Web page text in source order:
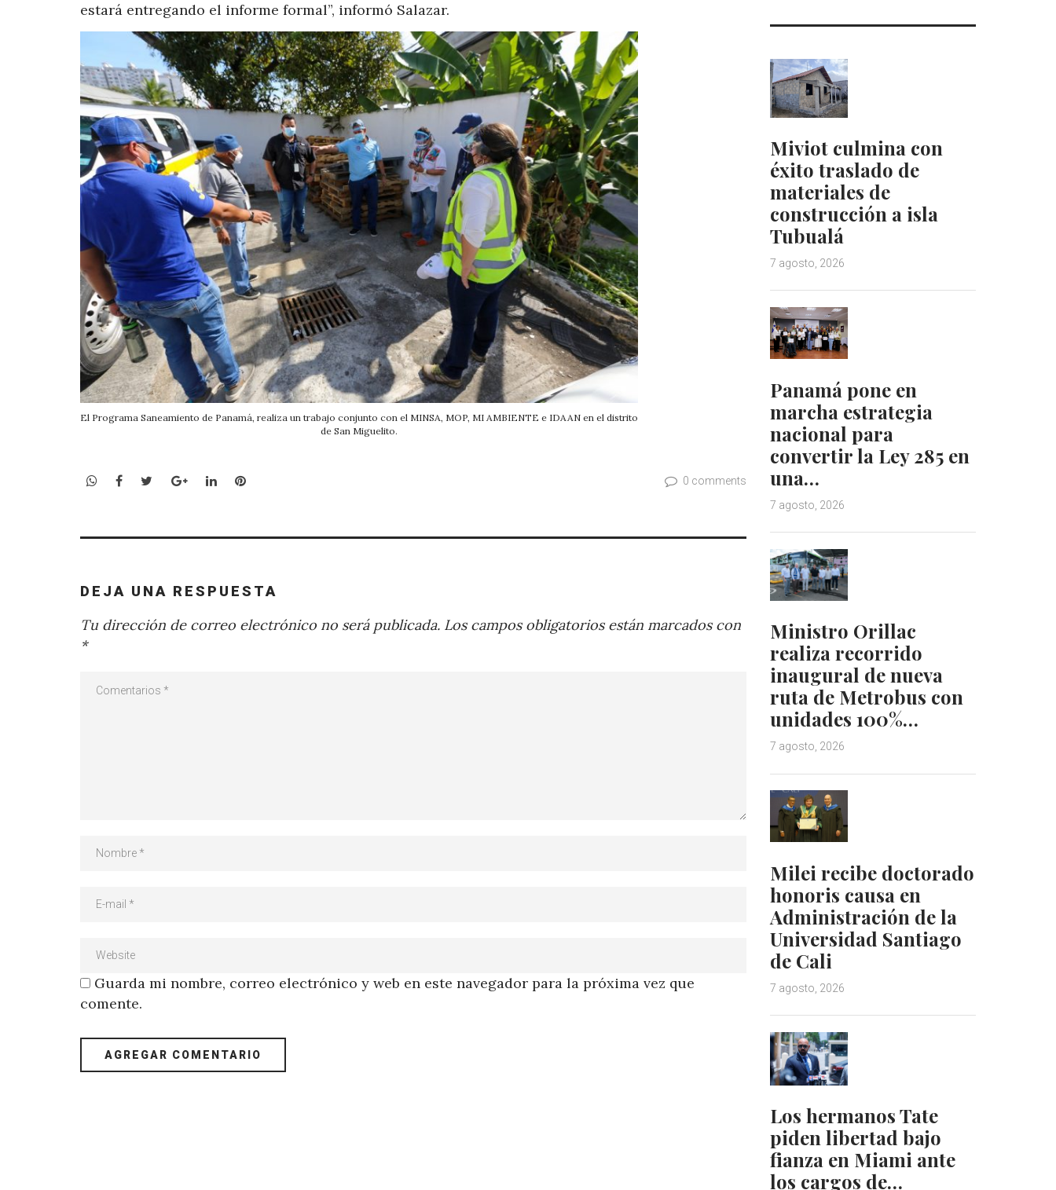
estará entregando el informe formal”, informó Salazar.
El Programa Saneamiento de Panamá, realiza un trabajo conjunto con el MINSA, MOP, MI AMBIENTE e IDAAN en el distrito
de San Miguelito.
WhatsApp
Facebook
TwitterGoogle+LinkedInPinterest 0 comments
DEJA UNA RESPUESTA
Tu dirección de correo electrónico no será publicada. Los campos obligatorios están marcados con
*
Guarda mi nombre, correo electrónico y web en este navegador para la próxima vez que
comente.
Miviot culmina con
éxito traslado de
materiales de
construcción a isla
Tubualá
7 agosto, 2026
Panamá pone en
marcha estrategia
nacional para
convertir la Ley 285 en
una…
7 agosto, 2026
Ministro Orillac
realiza recorrido
inaugural de nueva
ruta de Metrobus con
unidades 100%…
7 agosto, 2026
Milei recibe doctorado
honoris causa en
Administración de la
Universidad Santiago
de Cali
7 agosto, 2026
Los hermanos Tate
piden libertad bajo
fianza en Miami ante
los cargos de…